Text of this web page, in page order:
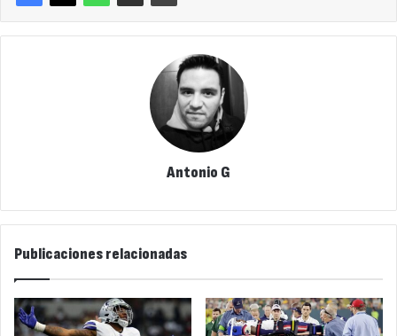
Antonio G
Publicaciones relacionadas